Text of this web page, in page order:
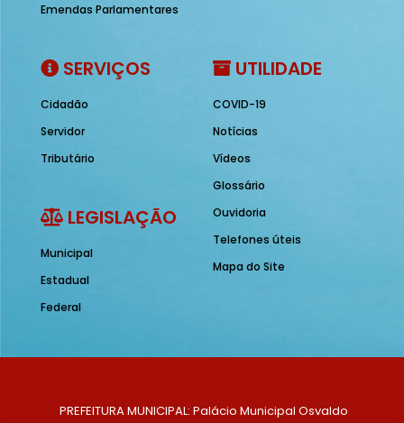
Emendas Parlamentares
SERVIÇOS
Cidadão
Servidor
Tributário
LEGISLAÇÃO
Municipal
Estadual
Federal
UTILIDADE
COVID-19
Notícias
Vídeos
Glossário
Ouvidoria
Telefones úteis
Mapa do Site
PREFEITURA MUNICIPAL: Palácio Municipal Osvaldo